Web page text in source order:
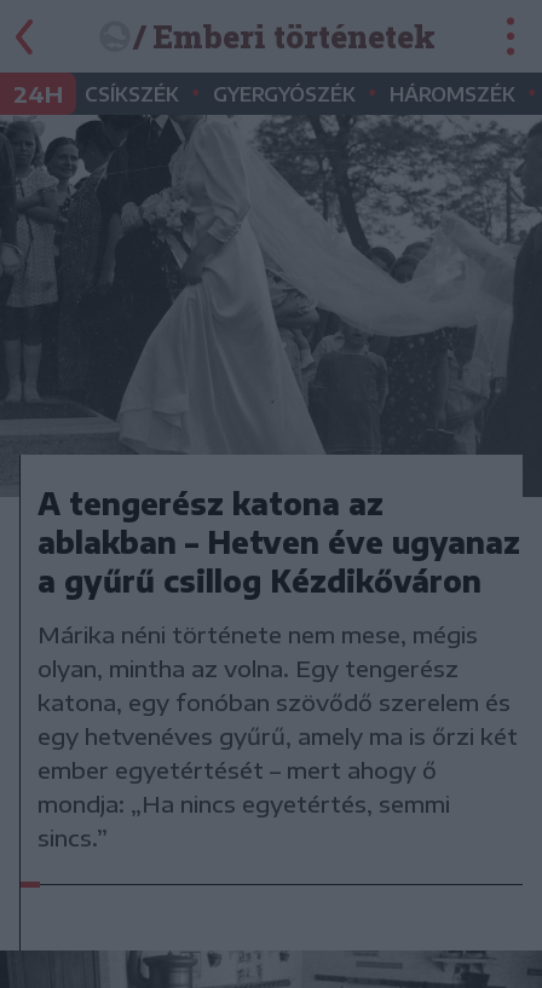
/ Emberi történetek
24H CSÍKSZÉK • GYERGYÓSZÉK • HÁROMSZÉK •
A tengerész katona az
ablakban – Hetven éve ugyanaz
a gyűrű csillog Kézdikőváron
Márika néni története nem mese, mégis
olyan, mintha az volna. Egy tengerész
katona, egy fonóban szövődő szerelem és
egy hetvenéves gyűrű, amely ma is őrzi két
ember egyetértését – mert ahogy ő
mondja: „Ha nincs egyetértés, semmi
sincs.”